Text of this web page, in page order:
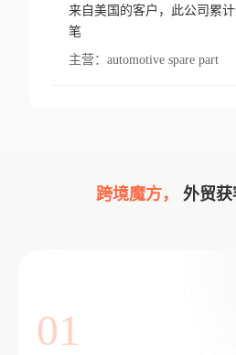
来自美国的客户，此公司累
笔
主营： automotive spare part
跨境魔方， 外贸
01